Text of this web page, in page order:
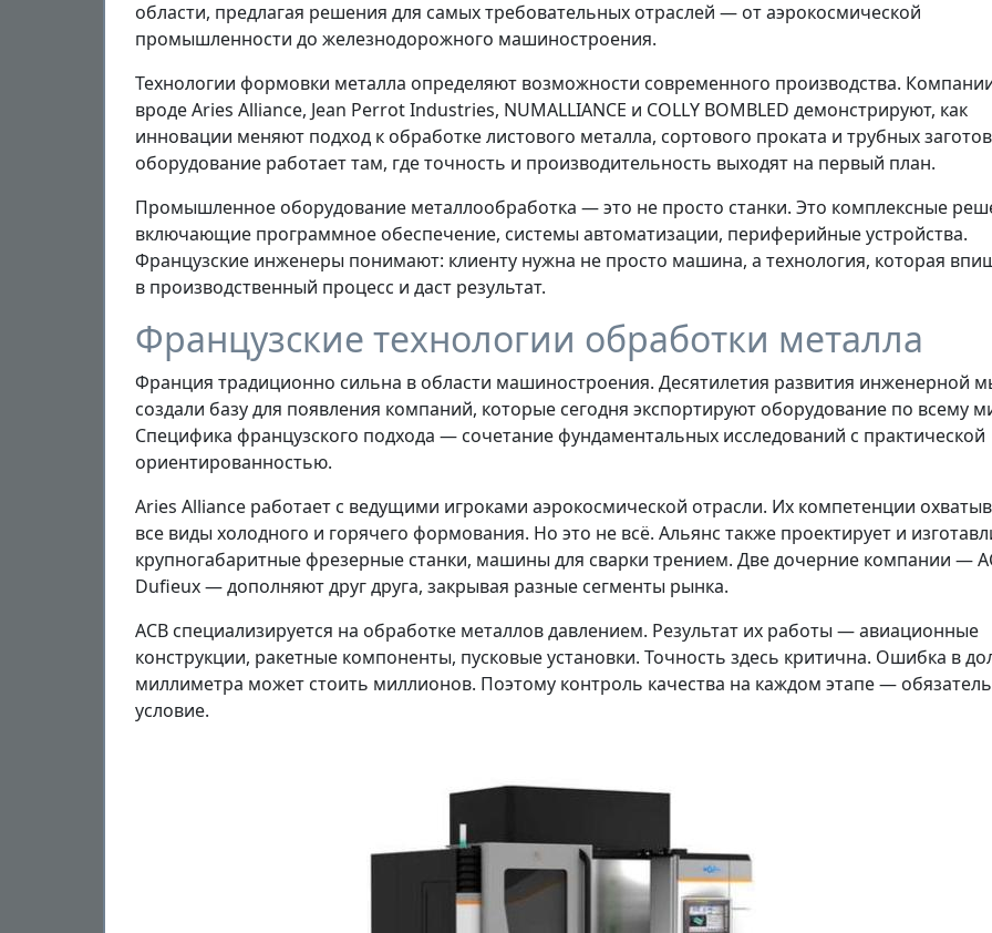
области, предлагая решения для самых требовательных отраслей — от аэрокосмической
промышленности до железнодорожного машиностроения.
Технологии формовки металла определяют возможности современного производства.
вроде Aries Alliance, Jean Perrot Industries, NUMALLIANCE и COLLY BOMBLED демонстрируют, как
инновации меняют подход к обработке листового металла, сортового проката и трубных
оборудование работает там, где точность и производительность выходят на первый план.
Промышленное оборудование металлообработка — это не просто станки. Это комплексные
включающие программное обеспечение, системы автоматизации, периферийные устройства.
Французские инженеры понимают: клиенту нужна не просто машина, а технология, которая
в производственный процесс и даст результат.
Французские технологии обработки металла
Франция традиционно сильна в области машиностроения. Десятилетия развития инженерной
создали базу для появления компаний, которые сегодня экспортируют оборудование по всему
Специфика французского подхода — сочетание фундаментальных исследований с практической
ориентированностью.
Aries Alliance работает с ведущими игроками аэрокосмической отрасли. Их компетенции
все виды холодного и горячего формования. Но это не всё. Альянс также проектирует и
крупногабаритные фрезерные станки, машины для сварки трением. Две дочерние компании —
Dufieux — дополняют друг друга, закрывая разные сегменты рынка.
ACB специализируется на обработке металлов давлением. Результат их работы — авиационные
конструкции, ракетные компоненты, пусковые установки. Точность здесь критична. Ошибка в
миллиметра может стоить миллионов. Поэтому контроль качества на каждом этапе —
условие.